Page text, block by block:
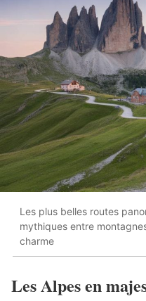
Les plus belles routes
mythiques entre
charme
Les Alpes en